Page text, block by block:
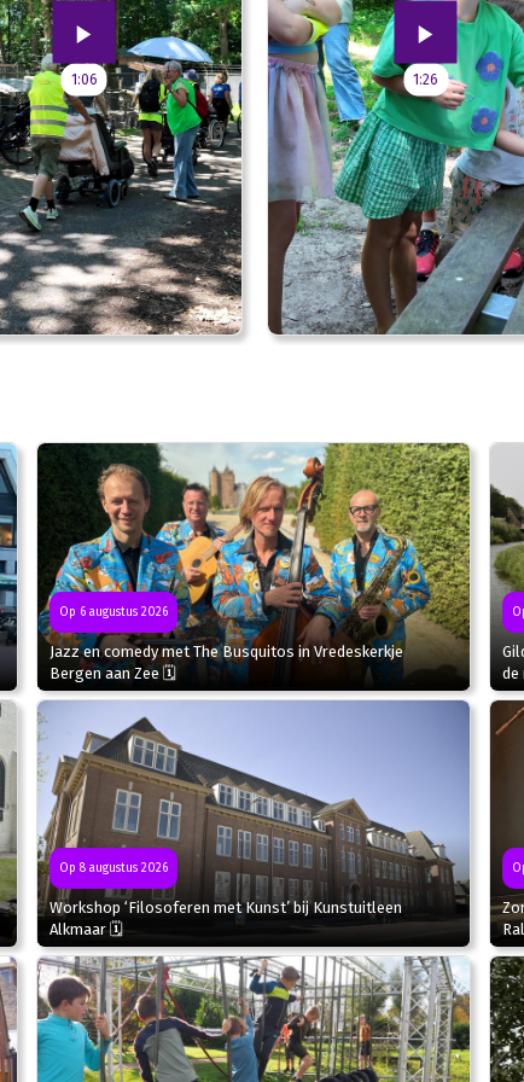
1:06 1:26
Op 6 augustus 2026
Jazz en comedy met The Busquitos in Vredeskerkje
Bergen aan Zee 🗓
de
Op 8 augustus 2026
Workshop ‘Filosoferen met Kunst’ bij Kunstuitleen
Alkmaar 🗓